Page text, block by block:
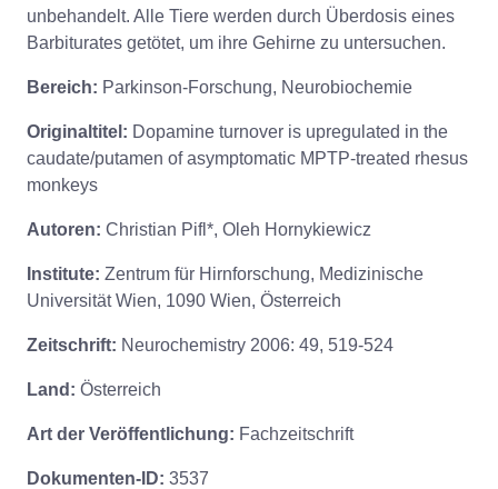
unbehandelt. Alle Tiere werden durch Überdosis eines
Barbiturates getötet, um ihre Gehirne zu untersuchen.
Bereich: Parkinson-Forschung, Neurobiochemie
Originaltitel: Dopamine turnover is upregulated in the
caudate/putamen of asymptomatic MPTP-treated rhesus
monkeys
Autoren: Christian Pifl*, Oleh Hornykiewicz
Institute: Zentrum für Hirnforschung, Medizinische
Universität Wien, 1090 Wien, Österreich
Zeitschrift: Neurochemistry 2006: 49, 519-524
Land: Österreich
Art der Veröffentlichung: Fachzeitschrift
Dokumenten-ID: 3537